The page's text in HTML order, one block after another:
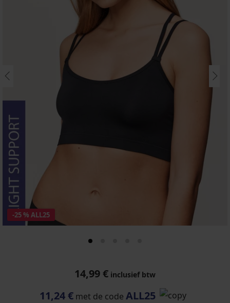
-25 % ALL25
14,99 € inclusief btw
11,24 € met de code ALL25